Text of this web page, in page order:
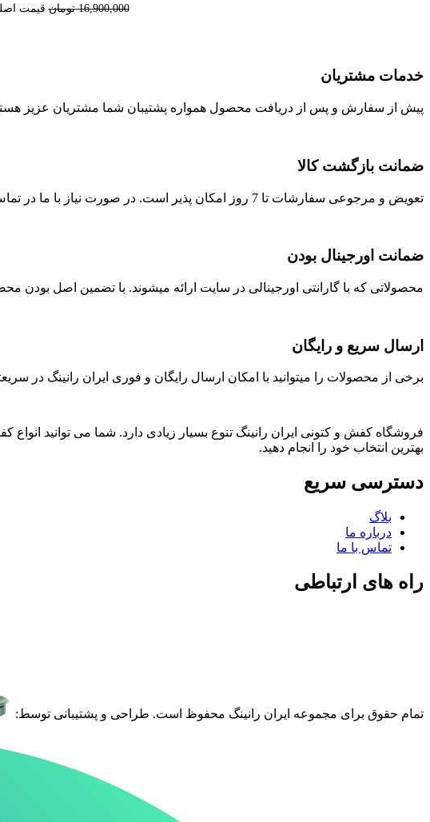
16,900,000 تومان قیمت اصلی: 16,900,000
خدمات مشتریان
پیش از سفارش و پس از دریافت محصول همواره پشتیبان شما مشتریان عزیز
ضمانت بازگشت کالا
تعویض و مرجوعی سفارشات تا 7 روز امکان پذیر است. در صورت نیاز با ما در تماس باشید.
ضمانت اورجینال بودن
محصولاتی که با گارانتی اورجینالی در سایت ارائه میشوند. با تضمین اصل بودن
ارسال سریع و رایگان
برخی از محصولات را میتوانید با امکان ارسال رایگان و فوری ایران رانینگ در
فروشگاه کفش و کتونی ایران رانینگ تنوع بسیار زیادی دارد. شما می توانید
بهترین انتخاب خود را انجام دهید.
دسترسی سریع
بلاگ
درباره ما
تماس با ما
راه های ارتباطی
تمام حقوق برای مجموعه ایران رانینگ محفوظ است. طراحی و پشتیبانی توسط: